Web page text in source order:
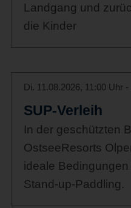
Landgang und
die Kinder
Di. 11.08.2026, 11:00 Uhr
SUP-Verleih
In der geschützten
OstseeResorts
ideale
Stand-up-Paddling.